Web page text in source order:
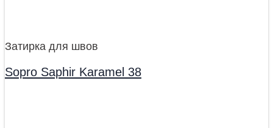
Затирка для швов
Sopro Saphir Karamel 38